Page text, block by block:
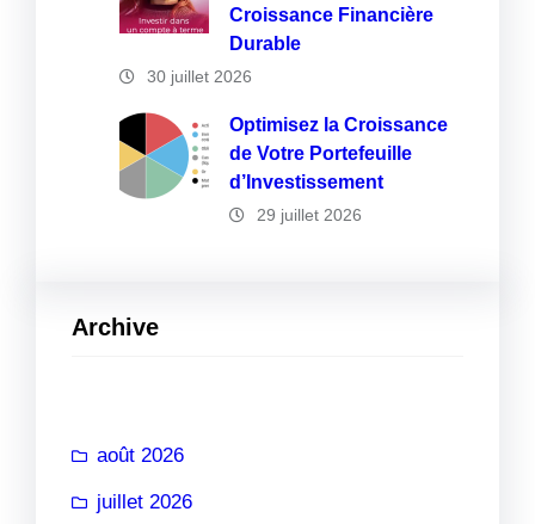
Croissance Financière
Durable
30 juillet 2026
Optimisez la Croissance
de Votre Portefeuille
d’Investissement
29 juillet 2026
Archive
août 2026
juillet 2026